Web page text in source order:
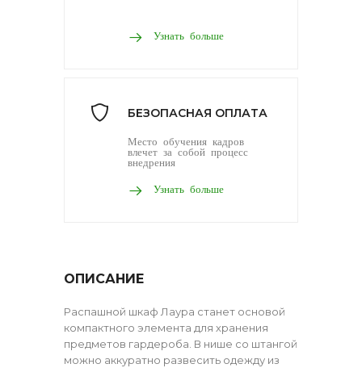
Узнать больше
БЕЗОПАСНАЯ ОПЛАТА
Место обучения кадров
влечет за собой процесс
внедрения
Узнать больше
ОПИСАНИЕ
Распашной шкаф Лаура станет основой
компактного элемента для хранения
предметов гардероба. В нише со штангой
можно аккуратно развесить одежду из